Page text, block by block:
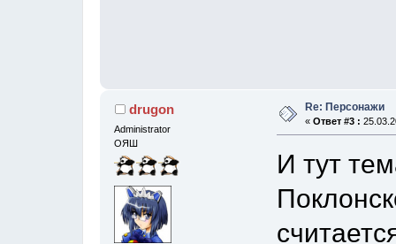
drugon
Administrator
ОЯШ
Re: Персонажи
« Ответ #3 :
И тут